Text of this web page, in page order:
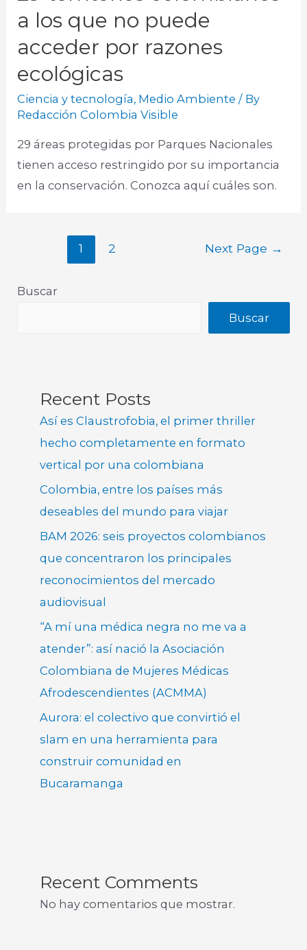
a los que no puede
acceder por razones
ecológicas
Ciencia y tecnología, Medio Ambiente / By
Redacción Colombia Visible
29 áreas protegidas por Parques Nacionales
tienen acceso restringido por su importancia
en la conservación. Conozca aquí cuáles son.
1 2 Next Page →
Buscar
Buscar
Recent Posts
Así es Claustrofobia, el primer thriller
hecho completamente en formato
vertical por una colombiana
Colombia, entre los países más
deseables del mundo para viajar
BAM 2026: seis proyectos colombianos
que concentraron los principales
reconocimientos del mercado
audiovisual
“A mí una médica negra no me va a
atender”: así nació la Asociación
Colombiana de Mujeres Médicas
Afrodescendientes (ACMMA)
Aurora: el colectivo que convirtió el
slam en una herramienta para
construir comunidad en
Bucaramanga
Recent Comments
No hay comentarios que mostrar.